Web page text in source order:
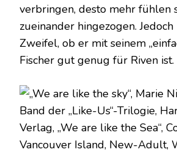
verbringen, desto mehr fühlen
zueinander hingezogen.
Zweifel, ob er mit seinem
Fischer gut genug für Riven ist.